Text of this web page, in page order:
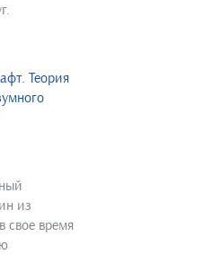
Теория
из
свое время